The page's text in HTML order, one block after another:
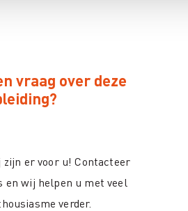
vraag over deze
zijn er voor u! Contacteer
en wij helpen u met veel
verder.